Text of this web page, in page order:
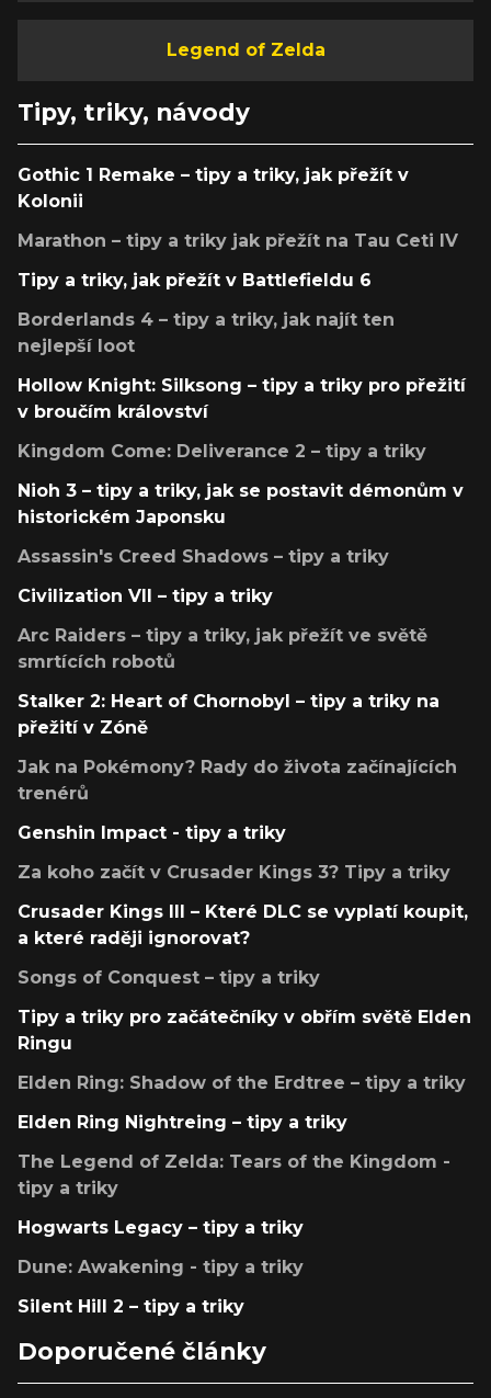
Legend of Zelda
Tipy, triky, návody
Gothic 1 Remake – tipy a triky, jak přežít v
Kolonii
Marathon – tipy a triky jak přežít na Tau Ceti IV
Tipy a triky, jak přežít v Battlefieldu 6
Borderlands 4 – tipy a triky, jak najít ten
nejlepší loot
Hollow Knight: Silksong – tipy a triky pro přežití
v broučím království
Kingdom Come: Deliverance 2 – tipy a triky
Nioh 3 – tipy a triky, jak se postavit démonům v
historickém Japonsku
Assassin's Creed Shadows – tipy a triky
Civilization VII – tipy a triky
Arc Raiders – tipy a triky, jak přežít ve světě
smrtících robotů
Stalker 2: Heart of Chornobyl – tipy a triky na
přežití v Zóně
Jak na Pokémony? Rady do života začínajících
trenérů
Genshin Impact - tipy a triky
Za koho začít v Crusader Kings 3? Tipy a triky
Crusader Kings III – Které DLC se vyplatí koupit,
a které raději ignorovat?
Songs of Conquest – tipy a triky
Tipy a triky pro začátečníky v obřím světě Elden
Ringu
Elden Ring: Shadow of the Erdtree – tipy a triky
Elden Ring Nightreing – tipy a triky
The Legend of Zelda: Tears of the Kingdom -
tipy a triky
Hogwarts Legacy – tipy a triky
Dune: Awakening - tipy a triky
Silent Hill 2 – tipy a triky
Doporučené články